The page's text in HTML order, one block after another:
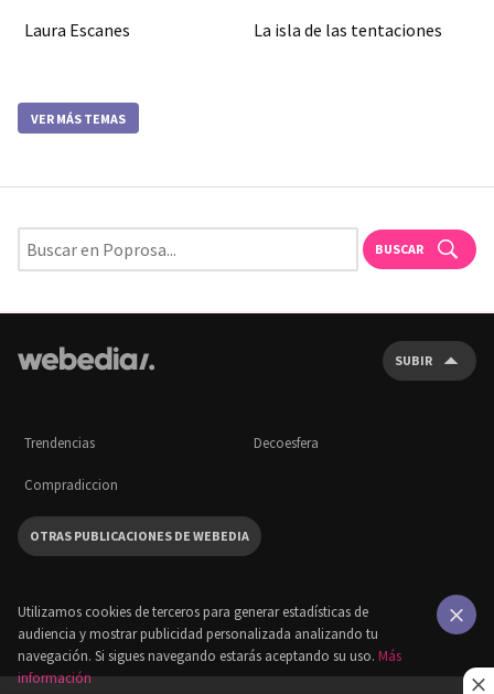
Laura Escanes La isla de las tentaciones
VER MÁS TEMAS
BUSCAR
SUBIR
Trendencias Decoesfera
Compradiccion
OTRAS PUBLICACIONES DE WEBEDIA
Utilizamos cookies de terceros para generar estadísticas de
audiencia y mostrar publicidad personalizada analizando tu
navegación. Si sigues navegando estarás aceptando su uso. Más
información